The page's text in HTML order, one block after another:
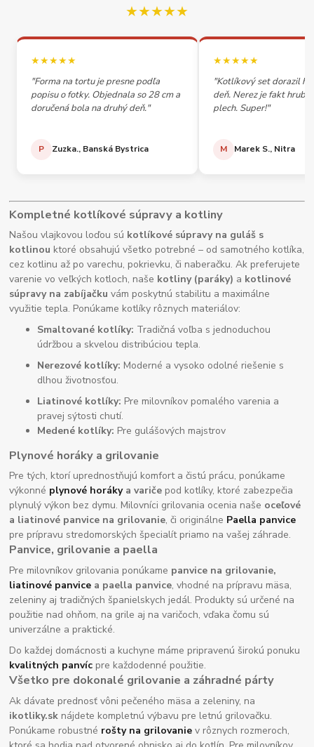
★★★★★
★★★★★
"Forma na tortu je presne podľa
popisu o fotky. Objednala so 28 cm a
doručená bola na druhý deň."
P Zuzka., Banská Bystrica
★★★★★
"Kotlíkový set dorazil
deň. Nerez je fakt
plech. Super!"
M Marek S., Nitra
Kompletné kotlíkové súpravy a kotliny
Našou vlajkovou loďou sú kotlíkové súpravy na guláš s
kotlinou ktoré obsahujú všetko potrebné – od samotného kotlíka,
cez kotlinu až po varechu, pokrievku, či naberačku. Ak preferujete
varenie vo veľkých kotloch, naše kotliny (paráky) a kotlinové
súpravy na zabíjačku vám poskytnú stabilitu a maximálne
využitie tepla. Ponúkame kotlíky rôznych materiálov:
Smaltované kotlíky: Tradičná voľba s jednoduchou
údržbou a skvelou distribúciou tepla.
Nerezové kotlíky: Moderné a vysoko odolné riešenie s
dlhou životnosťou.
Liatinové kotlíky: Pre milovníkov pomalého varenia a
pravej sýtosti chutí.
Medené kotlíky: Pre gulášových majstrov
Plynové horáky a grilovanie
Pre tých, ktorí uprednostňujú komfort a čistú prácu, ponúkame
výkonné plynové horákya variče pod kotlíky, ktoré zabezpečia
plynulý výkon bez dymu. Milovníci grilovania ocenia naše oceľové
a liatinové panvice na grilovanie, či originálne Paella panvice
pre prípravu stredomorských špecialít priamo na vašej záhrade.
Panvice, grilovanie a paella
Pre milovníkov grilovania ponúkame panvice na grilovanie,
liatinové panvice a paella panvice, vhodné na prípravu mäsa,
zeleniny aj tradičných španielskych jedál. Produkty sú určené na
použitie nad ohňom, na grile aj na varičoch, vďaka čomu sú
univerzálne a praktické.
Do každej domácnosti a kuchyne máme pripravenú širokú ponuku
kvalitných panvíc pre každodenné použitie.
Všetko pre dokonalé grilovanie a záhradné párty
Ak dávate prednosť vôni pečeného mäsa a zeleniny, na
ikotliky.sk nájdete kompletnú výbavu pre letnú grilovačku.
Ponúkame robustné rošty na grilovanie v rôznych rozmeroch,